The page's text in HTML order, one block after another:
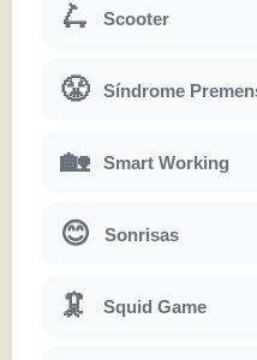
🛴 Scooter
😤 Síndrome
🏡 Smart Working
😊 Sonrisas
🦑 Squid Game